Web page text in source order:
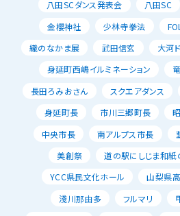
八田SCダンス発表会
八田SC
金櫻神社
少林寺拳法
織のなかま展
武田信玄 大河
身延町西嶋イルミネーション
長田ろみおさん
スクエアダンス
身延町長
市川三郷町長
中央市長
南アルプス市長
美創祭
道の駅にしじま和
YCC県民文化ホール
山梨県
淺川那由多
フルマリ